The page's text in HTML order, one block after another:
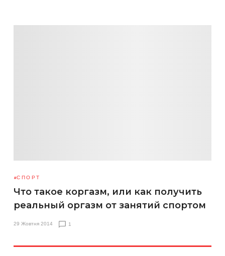
СПОРТ
Что такое коргазм, или как получить
реальный оргазм от занятий спортом
29 Жовтня 2014 1